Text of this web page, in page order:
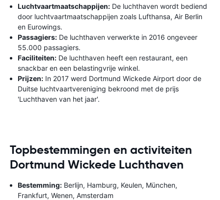
Luchtvaartmaatschappijen: De luchthaven wordt bediend
door luchtvaartmaatschappijen zoals Lufthansa, Air Berlin
en Eurowings.
Passagiers: De luchthaven verwerkte in 2016 ongeveer
55.000 passagiers.
Faciliteiten: De luchthaven heeft een restaurant, een
snackbar en een belastingvrije winkel.
Prijzen: In 2017 werd Dortmund Wickede Airport door de
Duitse luchtvaartvereniging bekroond met de prijs
'Luchthaven van het jaar'.
Topbestemmingen en activiteiten
Dortmund Wickede Luchthaven
Bestemming: Berlijn, Hamburg, Keulen, München,
Frankfurt, Wenen, Amsterdam